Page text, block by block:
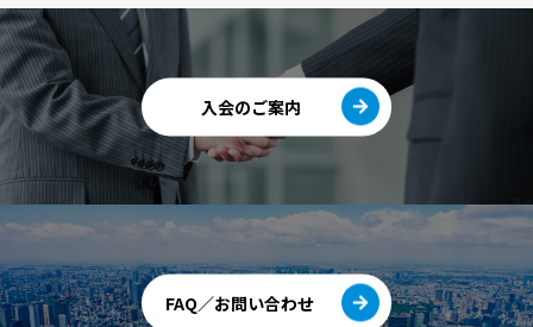
入会のご案内
FAQ／お問い合わせ